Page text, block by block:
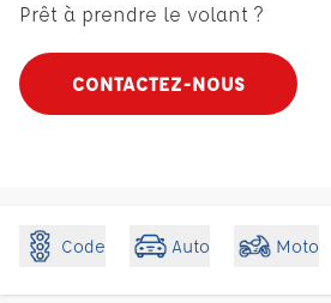
Prêt à prendre le volant ?
CONTACTEZ-NOUS
Code Auto Moto